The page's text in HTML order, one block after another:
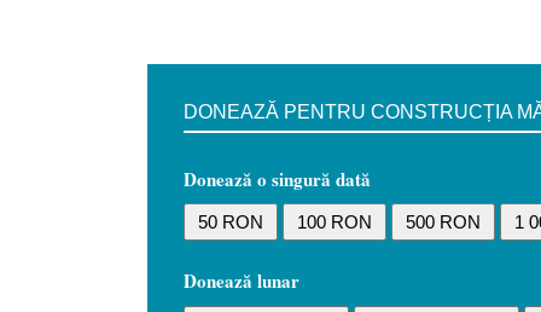
DONEAZĂ PENTRU CONSTRUCȚIA
Donează o singură dată
50 RON 100 RON 500 RON 1
Donează lunar